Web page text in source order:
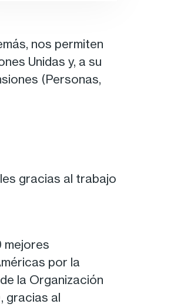
nos permiten
Unidas y, a su
(Personas,
gracias al trabajo
mejores
por la
la Organización
gracias al